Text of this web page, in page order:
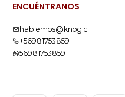
ENCUÉNTRANOS
hablemos@knog.cl
+56981753859
56981753859